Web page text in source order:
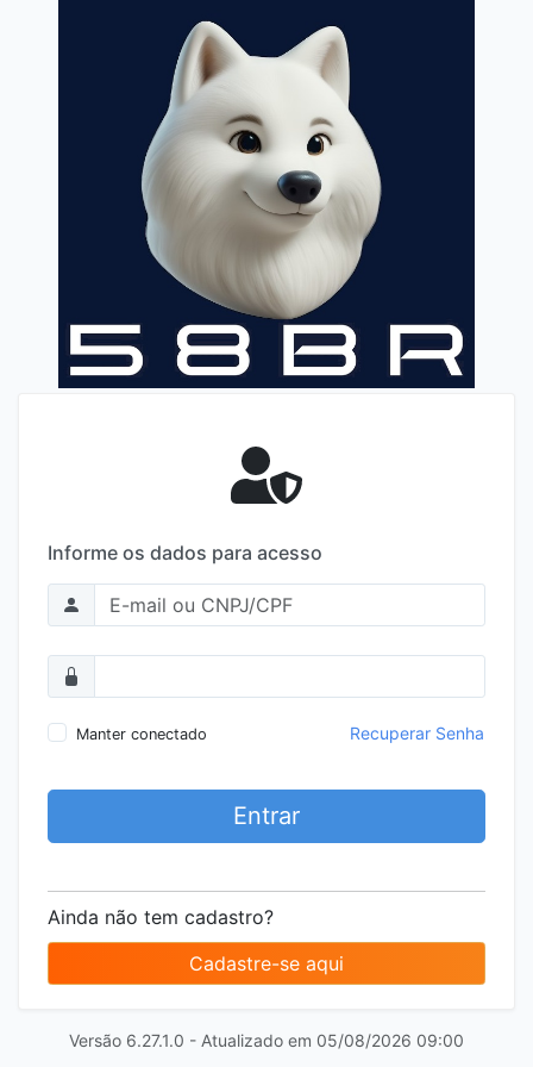
Informe os dados para acesso
Manter conectado Recuperar Senha
Entrar
Ainda não tem cadastro?
Cadastre-se aqui
Versão 6.27.1.0 - Atualizado em 05/08/2026 09:00